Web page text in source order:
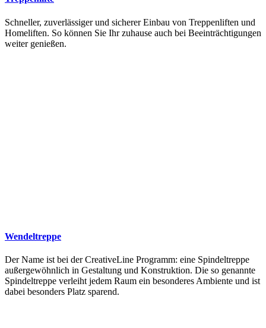
Schneller, zuverlässiger und sicherer Einbau von Treppenliften und
Homeliften. So können Sie Ihr zuhause auch bei Beeinträchtigungen
weiter genießen.
Wendeltreppe
Der Name ist bei der CreativeLine Programm: eine Spindeltreppe
außergewöhnlich in Gestaltung und Konstruktion. Die so genannte
Spindeltreppe verleiht jedem Raum ein besonderes Ambiente und ist
dabei besonders Platz sparend.